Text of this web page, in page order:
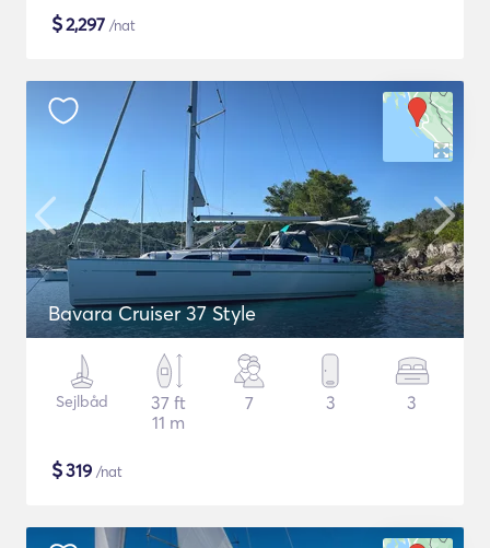
$2,297 /nat
Bavara Cruiser 37 Style
Sejlbåd
37 ft
11 m
7 3 3
$319 /nat